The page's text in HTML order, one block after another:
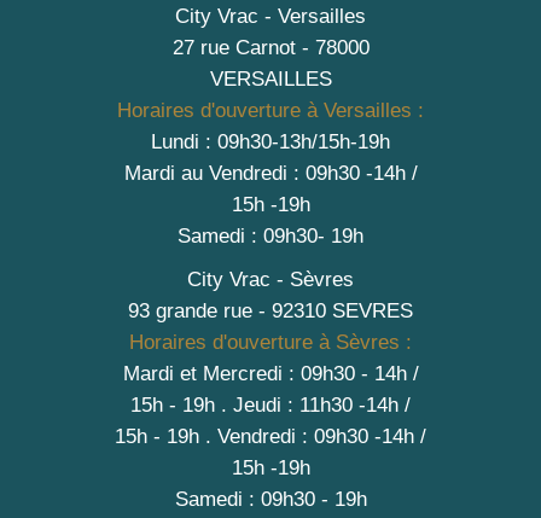
City Vrac - Versailles
27 rue Carnot - 78000
VERSAILLES
Horaires d'ouverture à Versailles :
Lundi : 09h30-13h/15h-19h
Mardi au Vendredi : 09h30 -14h /
15h -19h
Samedi : 09h30- 19h
City Vrac - Sèvres
93 grande rue - 92310 SEVRES
Horaires d'ouverture à Sèvres :
Mardi et Mercredi : 09h30 - 14h /
15h - 19h . Jeudi : 11h30 -14h /
15h - 19h . Vendredi : 09h30 -14h /
15h -19h
Samedi : 09h30 - 19h